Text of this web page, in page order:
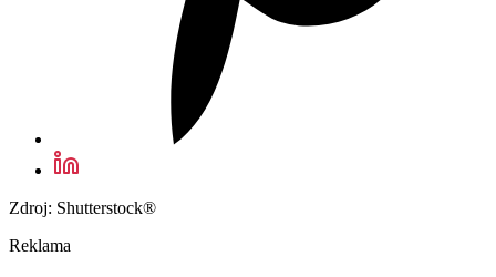
Zdroj: Shutterstock®
Reklama